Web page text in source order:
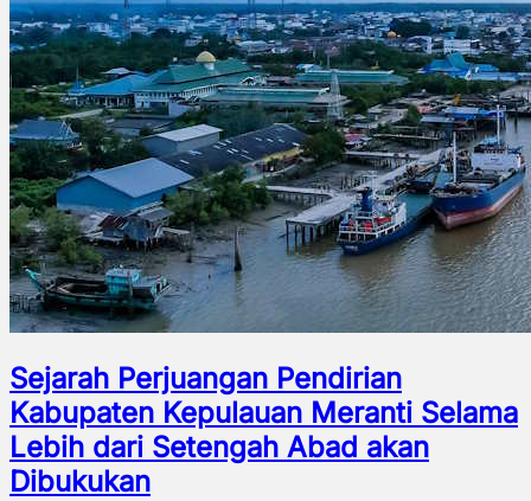
Sejarah Perjuangan Pendirian
Kabupaten Kepulauan Meranti Selama
Lebih dari Setengah Abad akan
Dibukukan